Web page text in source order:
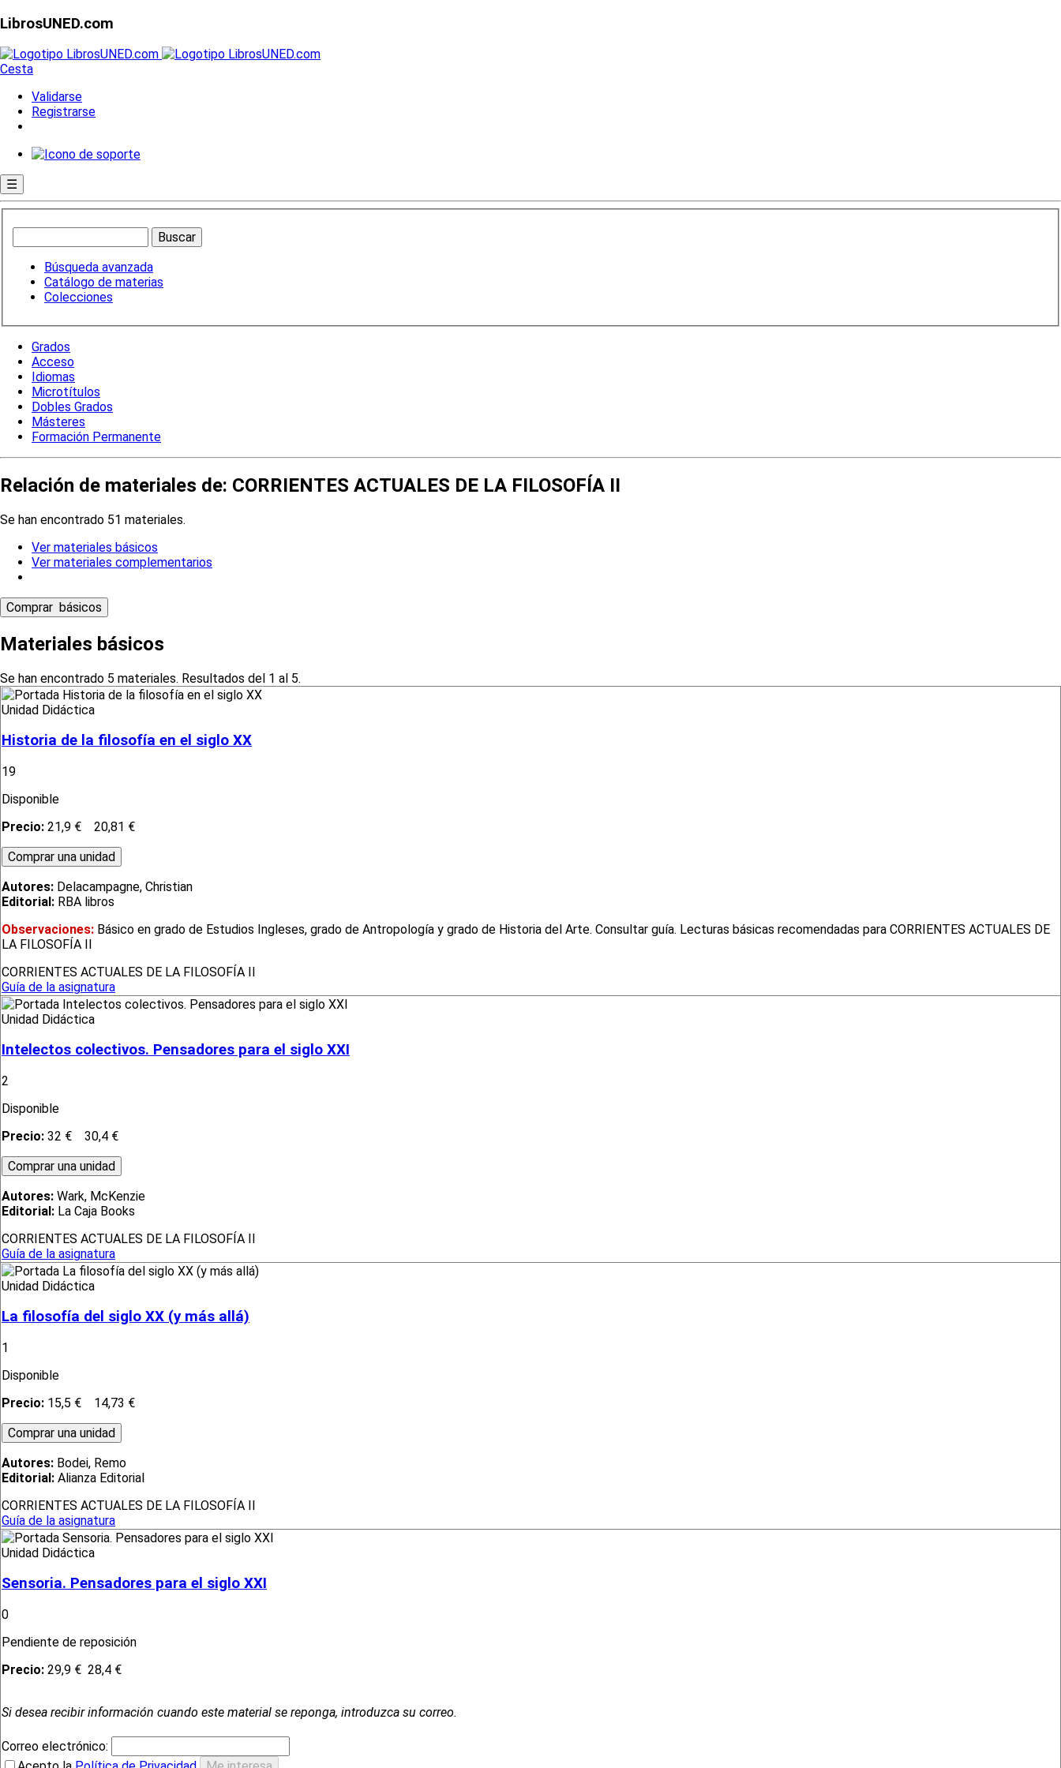
LibrosUNED.com
Cesta
Validarse
Registrarse
☰
Búsqueda avanzada
Catálogo de materias
Colecciones
Grados
Acceso
Idiomas
Microtítulos
Dobles Grados
Másteres
Formación Permanente
Relación de materiales de: CORRIENTES ACTUALES DE LA FILOSOFÍA II
Se han encontrado 51 materiales.
Ver materiales básicos
Ver materiales complementarios
Materiales básicos
Se han encontrado 5 materiales. Resultados del 1 al 5.
Unidad Didáctica
Historia de la filosofía en el siglo XX
19
Disponible
Precio: 21,9 € 20,81 €
Autores: Delacampagne, Christian
Editorial: RBA libros
Observaciones: Básico en grado de Estudios Ingleses, grado de Antropología y grado de Historia del Arte. Consultar guía. Lecturas básicas recomendadas para CORRIENTES ACTUALES DE
LA FILOSOFÍA II
CORRIENTES ACTUALES DE LA FILOSOFÍA II
Guía de la asignatura
Unidad Didáctica
Intelectos colectivos. Pensadores para el siglo XXI
2
Disponible
Precio: 32 € 30,4 €
Autores: Wark, McKenzie
Editorial: La Caja Books
CORRIENTES ACTUALES DE LA FILOSOFÍA II
Guía de la asignatura
Unidad Didáctica
La filosofía del siglo XX (y más allá)
1
Disponible
Precio: 15,5 € 14,73 €
Autores: Bodei, Remo
Editorial: Alianza Editorial
CORRIENTES ACTUALES DE LA FILOSOFÍA II
Guía de la asignatura
Unidad Didáctica
Sensoria. Pensadores para el siglo XXI
0
Pendiente de reposición
Precio: 29,9 € 28,4 €
Si desea recibir información cuando este material se reponga, introduzca su correo.
Correo electrónico: